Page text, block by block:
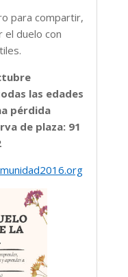
para compartir,
duelo con
las edades
pérdida
de plaza: 91